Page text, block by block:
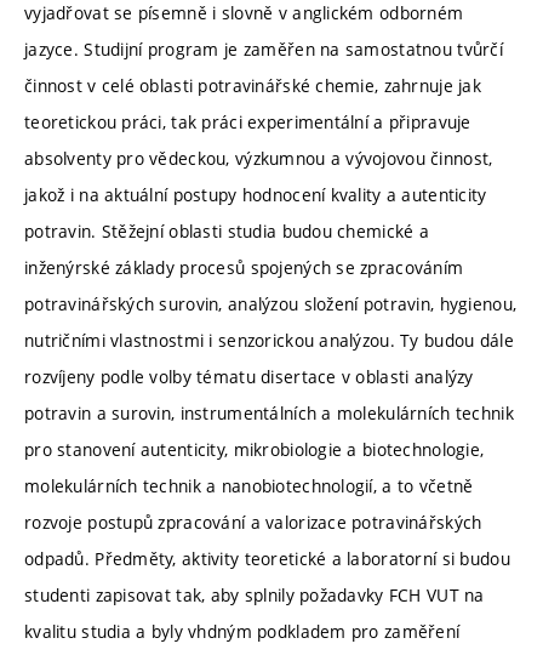
vyjadřovat se písemně i slovně v anglickém odborném
jazyce. Studijní program je zaměřen na samostatnou tvůrčí
činnost v celé oblasti potravinářské chemie, zahrnuje jak
teoretickou práci, tak práci experimentální a připravuje
absolventy pro vědeckou, výzkumnou a vývojovou činnost,
jakož i na aktuální postupy hodnocení kvality a autenticity
potravin. Stěžejní oblasti studia budou chemické a
inženýrské základy procesů spojených se zpracováním
potravinářských surovin, analýzou složení potravin, hygienou,
nutričními vlastnostmi i senzorickou analýzou. Ty budou dále
rozvíjeny podle volby tématu disertace v oblasti analýzy
potravin a surovin, instrumentálních a molekulárních technik
pro stanovení autenticity, mikrobiologie a biotechnologie,
molekulárních technik a nanobiotechnologií, a to včetně
rozvoje postupů zpracování a valorizace potravinářských
odpadů. Předměty, aktivity teoretické a laboratorní si budou
studenti zapisovat tak, aby splnily požadavky FCH VUT na
kvalitu studia a byly vhdným podkladem pro zaměření